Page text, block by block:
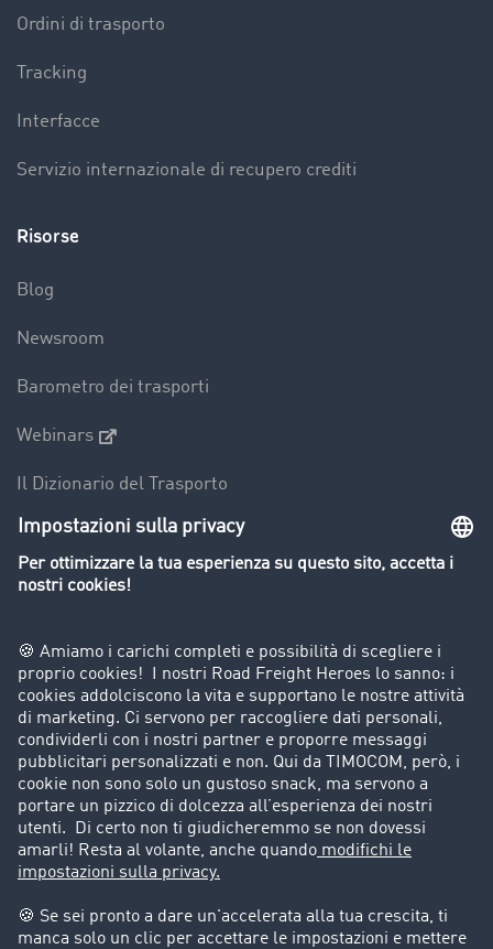
Ordini di trasporto
Tracking
Interfacce
Servizio internazionale di recupero crediti
Risorse
Blog
Newsroom
Barometro dei trasporti
Webinars
Il Dizionario del Trasporto
Panoramica della borsa di carichi
Divieti di circolazione per mezzi pesanti
Azienda
Porta un nuovo cliente
Storie di successo
Informazioni legali
Note legali